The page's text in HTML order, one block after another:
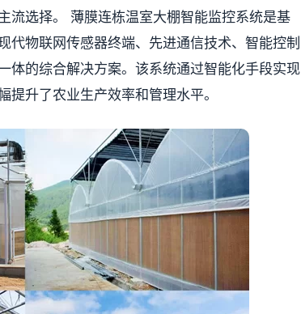
流选择。 薄膜连栋温室大棚智能监控系统是基
代物联网传感器终端、先进通信技术、智能控制
体的综合解决方案。该系统通过智能化手段实现
升了农业生产效率和管理水平。